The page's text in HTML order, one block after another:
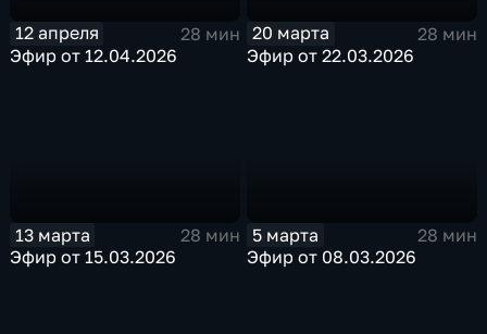
12 апреля
28 мин
Эфир от 12.04.2026
20 марта
28 мин
Эфир от 22.03.2026
13 марта
28 мин
Эфир от 15.03.2026
5 марта
28 мин
Эфир от 08.03.2026